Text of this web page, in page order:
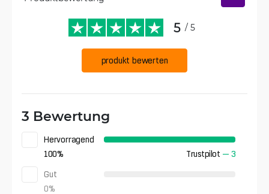
5 / 5
produkt bewerten
3 Bewertung
Hervorragend
100% Trustpilot — 3
Gut
0%